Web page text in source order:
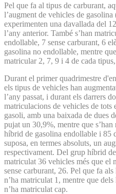
Pel que fa al tipus de carburant,
l’augment de vehicles de
experimenten una davallada del
l’any anterior. També s’han
endollable, 7 sense carburant, 6
gasolina no endollable, mentre
matricular 2, 7, 9 i 4 de cada
Durant el primer quadrimestre
els tipus de vehicles han
l’any passat, i durant els darrers
matriculacions de vehicles de tots
gasoli, amb una baixada de dues
pujat un 30,9%, mentre que
híbrid de gasolina endollable i 85
suposa, en termes absoluts, un
respectivament. Del grup híbrid
matriculat 36 vehicles més que el
sense carburant, 26. Pel que fa
n’ha matriculat 1, mentre que
n’ha matriculat cap.